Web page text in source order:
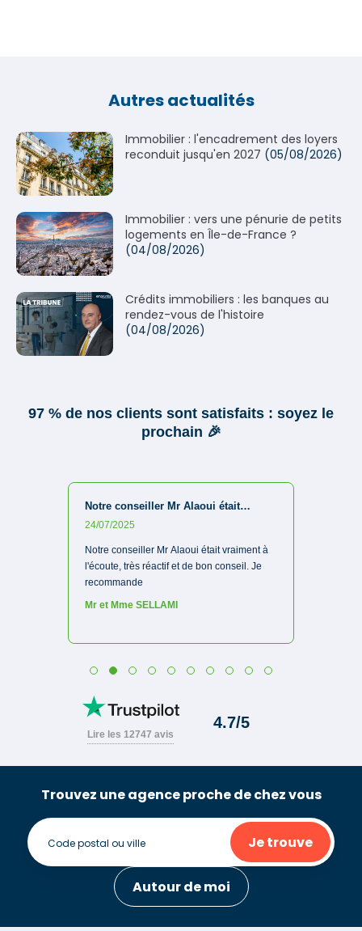
Autres actualités
Immobilier : l'encadrement des loyers
reconduit jusqu'en 2027 (05/08/2026)
Immobilier : vers une pénurie de petits
logements en Île-de-France ?
(04/08/2026)
Crédits immobiliers : les banques au
rendez-vous de l'histoire
(04/08/2026)
Trouvez une agence proche de chez vous
Je trouve
Autour de moi